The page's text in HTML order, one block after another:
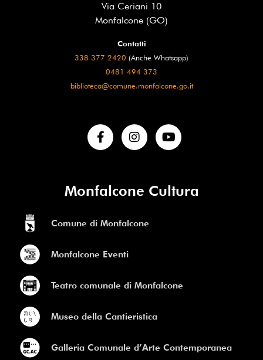
Via Ceriani 10
Monfalcone (GO)
Contatti
338 377 2420 (Anche Whatsapp)
0481 494 373
biblioteca@comune.monfalcone.go.it
Monfalcone Cultura
Comune di Monfalcone
Monfalcone Eventi
Teatro comunale di Monfalcone
Museo della Cantieristica
Galleria Comunale d’Arte Contemporanea